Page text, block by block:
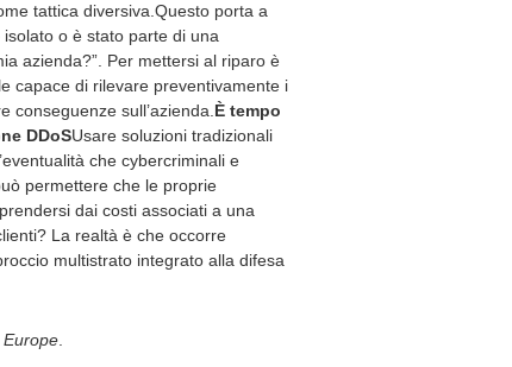
tattica diversiva.Questo porta a
o è stato parte di una
azienda?”. Per mettersi al riparo è
capace di rilevare preventivamente i
sull’azienda. È tempo
DDoSUsare soluzioni tradizionali
che cybercriminali e
permettere che le proprie
dai costi associati a una
La realtà è che occorre
multistrato integrato alla difesa